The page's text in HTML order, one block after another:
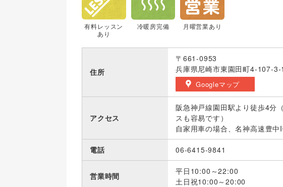
有料レッスン
あり
冷暖房完備 月曜営業あり
住所
〒661-0953
兵庫県尼崎市東園田町4-107-
Googleマップ
アクセス
阪急神戸線園田駅より徒歩4分
スも容易です）
自家用車の場合、名神高速豊
電話 06-6415-9841
営業時間
平日10:00～22:00
土日祝10:00～20:00